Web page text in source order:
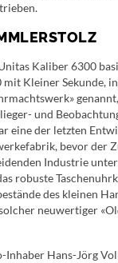
Kaliber 6300
mit Kleiner Sekunde,
und
eine der letzten
bevor der
Industrie
robuste
des kleinen
neuwertiger
Hans-Jörg